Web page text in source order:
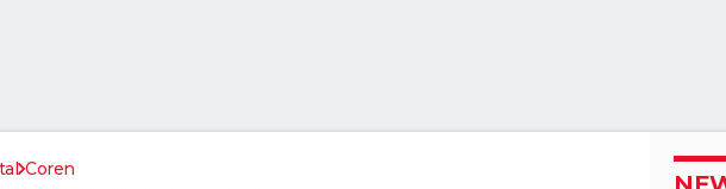
Coren